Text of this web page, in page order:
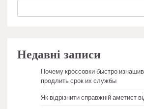
Недавні записи
Почему кроссовки быстро
продлить срок их службы
Як відрізнити справжній аметист